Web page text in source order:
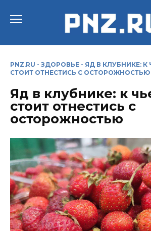
PNZ.RU - ЗДОРОВЬЕ - ЯД В КЛУБНИКЕ: К
СТОИТ ОТНЕСТИСЬ С ОСТОРОЖНОСТЬЮ
Яд в клубнике: к
стоит отнестись с
осторожностью